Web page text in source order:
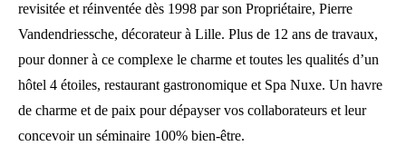
revisitée et réinventée dès 1998 par son Propriétaire, Pierre
Vandendriessche, décorateur à Lille. Plus de 12 ans de travaux,
pour donner à ce complexe le charme et toutes les qualités d’un
hôtel 4 étoiles, restaurant gastronomique et Spa Nuxe. Un havre
de charme et de paix pour dépayser vos collaborateurs et leur
concevoir un séminaire 100% bien-être.